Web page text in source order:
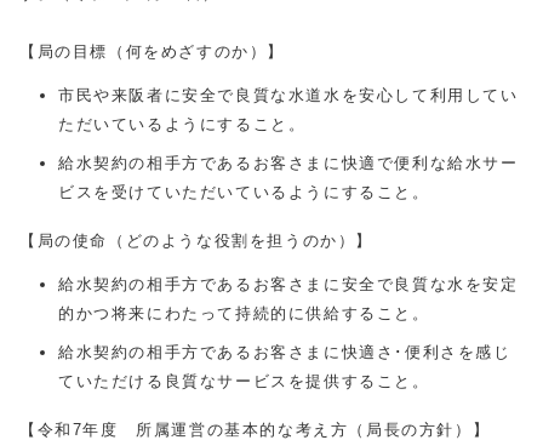
【局の目標（何をめざすのか）】
市民や来阪者に安全で良質な水道水を安心して利用してい
ただいているようにすること。
給水契約の相手方であるお客さまに快適で便利な給水サー
ビスを受けていただいているようにすること。
【局の使命（どのような役割を担うのか）】
給水契約の相手方であるお客さまに安全で良質な水を安定
的かつ将来にわたって持続的に供給すること。
給水契約の相手方であるお客さまに快適さ･便利さを感じ
ていただける良質なサービスを提供すること。
【令和7年度 所属運営の基本的な考え方（局長の方針）】